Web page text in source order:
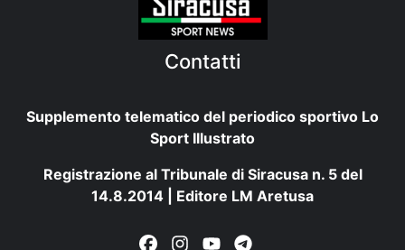
Contatti
Supplemento telematico del periodico sportivo Lo
Sport Illustrato
Registrazione al Tribunale di Siracusa n. 5 del
14.8.2014 | Editore LM Aretusa